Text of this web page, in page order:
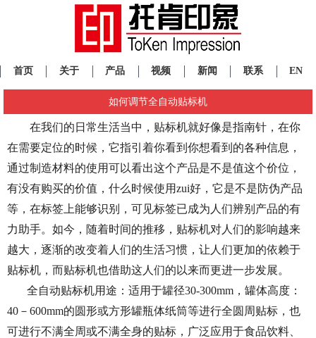
首页 关于 产品 视频 新闻 联系 EN
如何调节全自动贴标机
在我们的日常生活当中，贴标机就好像是指南针，在你
在需要定位的时候，它指引着你看到你想看到的各种信息，
通过制造材料的使用可以看出这个产品是不是值这个价位，
有没有购买的价值，什么时候使用zui好，它是不是防伪产品
等，在标签上能够识别，可见标签已成为人们辨别产品的有
力助手。如今，随着时间的推移，贴标机对人们的影响越来
越大，逐渐的改变着人们的生活习惯，让人们更加的依赖于
贴标机，而贴标机也借助这人们的以来而更进一步发展。
全自动贴标机用途：适用于罐径30-300mm，罐体高度：
40－600mm的圆形或方形罐瓶体纸筒等进行全圆周贴标，也
可进行不满全周或不满全身的贴标，广泛应用于食品饮料、